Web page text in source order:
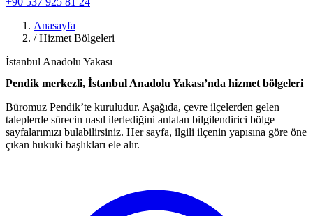
Anasayfa
/ Hizmet Bölgeleri
İstanbul Anadolu Yakası
Pendik merkezli, İstanbul Anadolu Yakası’nda hizmet bölgeleri
Büromuz Pendik’te kuruludur. Aşağıda, çevre ilçelerden gelen
taleplerde sürecin nasıl ilerlediğini anlatan bilgilendirici bölge
sayfalarımızı bulabilirsiniz. Her sayfa, ilgili ilçenin yapısına göre öne
çıkan hukuki başlıkları ele alır.